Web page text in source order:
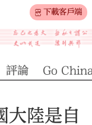
下載客戶端
評論 Go
大陸是自